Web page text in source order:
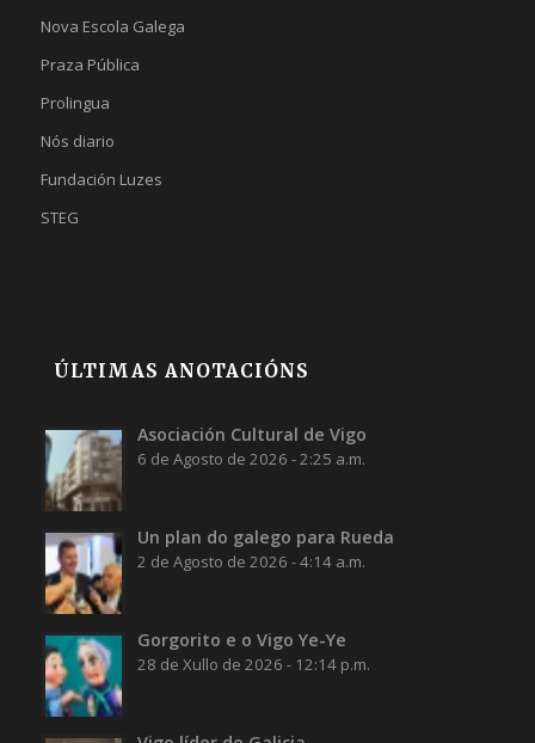
Nova Escola Galega
Praza Pública
Prolingua
Nós diario
Fundación Luzes
STEG
ÚLTIMAS ANOTACIÓNS
Asociación Cultural de Vigo
6 de Agosto de 2026 - 2:25 a.m.
Un plan do galego para Rueda
2 de Agosto de 2026 - 4:14 a.m.
Gorgorito e o Vigo Ye-Ye
28 de Xullo de 2026 - 12:14 p.m.